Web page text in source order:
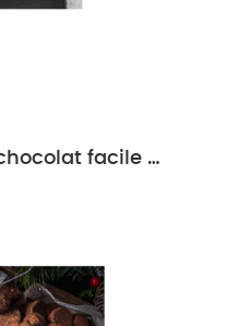
4 recettes de truffes au chocolat facile à réaliser